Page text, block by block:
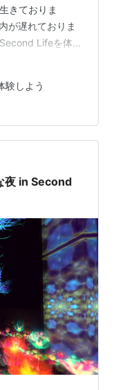
きておりま
が遅れておりま
Lifeを体験
ンストールの記
」としてカテゴ
ても大丈夫で
やってみようか
しいです！！た
験しよう
夜 in Second